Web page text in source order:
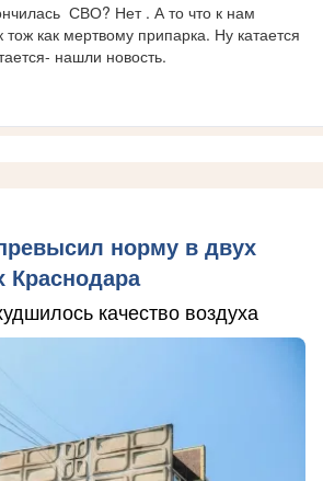
СВО? Нет . А то что к нам
тож как мертвому припарка. Ну катается
нашли новость.
норму в двух
Краснодара
качество воздуха